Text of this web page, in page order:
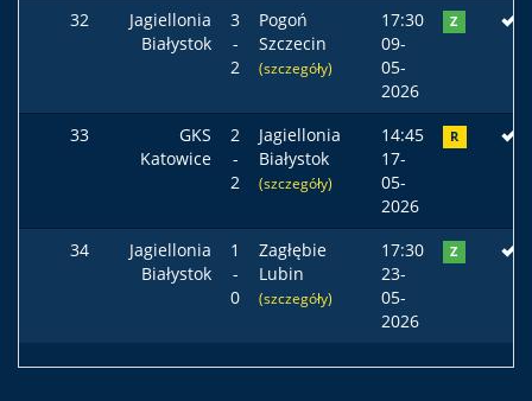
32
Jagiellonia
Białystok
3
-
2
Pogoń
Szczecin
(szczegóły)
17:30
09-
05-
2026
Z
33
GKS
Katowice
2
-
2
Jagiellonia
Białystok
(szczegóły)
14:45
17-
05-
2026
R
34
Jagiellonia
Białystok
1
-
0
Zagłębie
Lubin
(szczegóły)
17:30
23-
05-
2026
Z